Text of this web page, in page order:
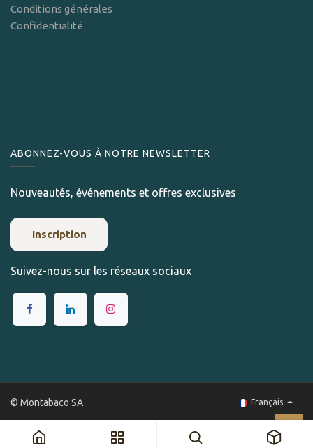
Conditions générales
Confidentialité
ABONNEZ-VOUS À NOTRE NEWSLETTER
Nouveautés, événements et offres exclusives
Inscription
Suivez-nous sur les réseaux sociaux
© Montabaco SA Français